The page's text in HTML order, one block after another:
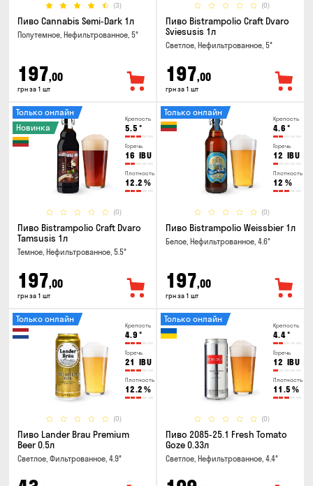
(3)
Пиво Cannabis Semi-Dark 1л
Полутемное, Нефильтрованное, 5°
197,00
грн за 1 шт
(0)
Пиво Bistrampolio Craft Dvaro
Sviesusis 1л
Светлое, Нефильтрованное, 5°
197,00
грн за 1 шт
Крепость
5.5 °
Горечь
16 IBU
Плотность
12.2 %
(0)
Только онлайн
Новинка
Пиво Bistrampolio Craft Dvaro
Tamsusis 1л
Темное, Нефильтрованное, 5.5°
197,00
грн за 1 шт
Крепость
4.6 °
Горечь
12 IBU
Плотность
12 %
(0)
Только онлайн
Пиво Bistrampolio Weissbier 1л
Белое, Нефильтрованное, 4.6°
197,00
грн за 1 шт
Крепость
4.9 °
Горечь
21 IBU
Плотность
12.2 %
(0)
Только онлайн
Пиво Lander Brau Premium
Beer 0.5л
Светлое, Фильтрованное, 4.9°
Крепость
4.4°
Горечь
12 IBU
Плотность
11.5 %
(0)
Только онлайн
Пиво 2085-25.1 Fresh Tomato
Goze 0.33л
Светлое, Нефильтрованное, 4.4°